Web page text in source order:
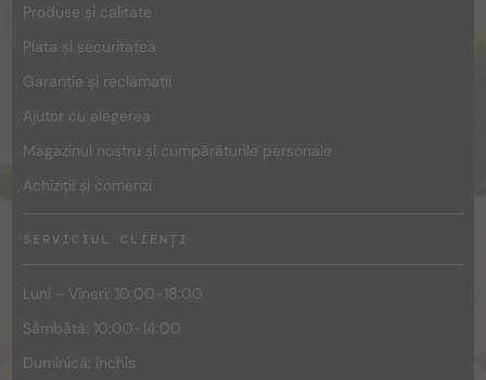
Produse și calitate
Plata și securitatea
Garanție și reclamații
Ajutor cu alegerea
Magazinul nostru și cumpărăturile personale
Achiziții și comenzi
SERVICIUL CLIENȚI
Luni - Vineri: 10:00-18:00
Sâmbătă: 10:00-14:00
Duminică: închis